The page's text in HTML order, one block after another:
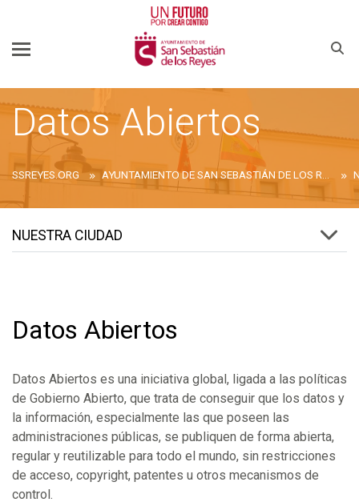
Datos Abiertos
SSREYES.ORG
NUESTRA CIUDAD
Datos Abiertos
Datos Abiertos es una iniciativa global, ligada a las políticas
de Gobierno Abierto, que trata de conseguir que los datos y
la información, especialmente las que poseen las
administraciones públicas, se publiquen de forma abierta,
regular y reutilizable para todo el mundo, sin restricciones
de acceso, copyright, patentes u otros mecanismos de
control.